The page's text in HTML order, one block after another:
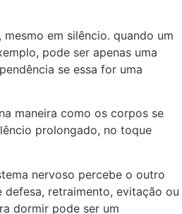
em silêncio. quando um
pode ser apenas uma
se essa for uma
maneira como os corpos se
prolongado, no toque
nervoso percebe o outro
retraimento, evitação ou
dormir pode ser um